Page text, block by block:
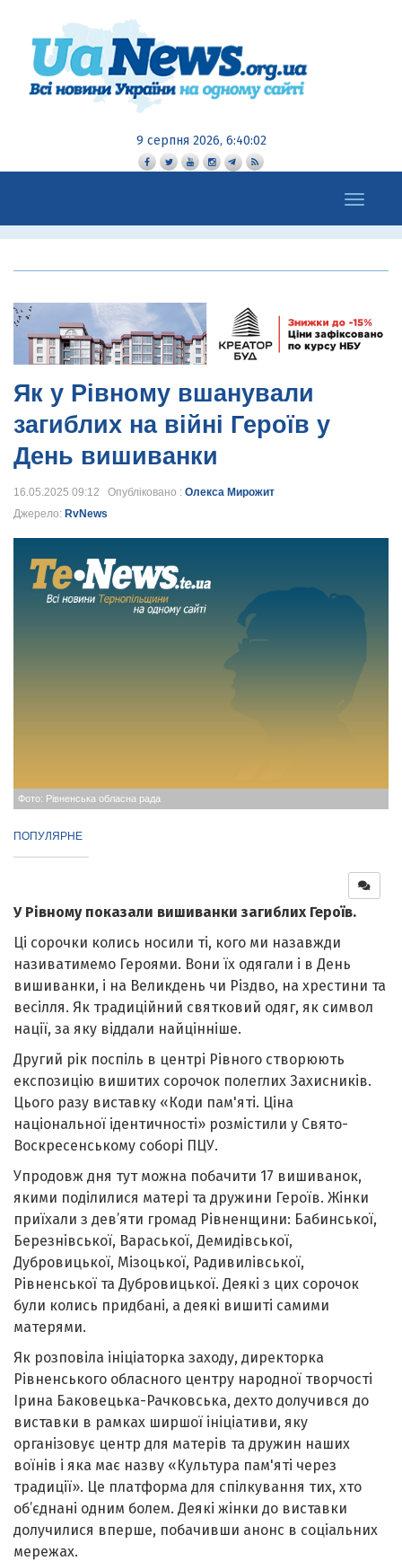
9 серпня 2026, 6:40:03
Toggle
navigation
Як у Рівному вшанували
загиблих на війні Героїв у
День вишиванки
16.05.2025 09:12 Опубліковано : Олекса Мирожит
Джерело: RvNews
Фото: Рівненська обласна рада
ПОПУЛЯРНЕ
У Рівному показали вишиванки загиблих Героїв.
Ці сорочки колись носили ті, кого ми назавжди
називатимемо Героями. Вони їх одягали і в День
вишиванки, і на Великдень чи Різдво, на хрестини та
весілля. Як традиційний святковий одяг, як символ
нації, за яку віддали найцінніше.
Другий рік поспіль в центрі Рівного створюють
експозицію вишитих сорочок полеглих Захисників.
Цього разу виставку «Коди пам'яті. Ціна
національної ідентичності» розмістили у Свято-
Воскресенському соборі ПЦУ.
Упродовж дня тут можна побачити 17 вишиванок,
якими поділилися матері та дружини Героїв. Жінки
приїхали з дев’яти громад Рівненщини: Бабинської,
Березнівської, Вараської, Демидівської,
Дубровицької, Мізоцької, Радивилівської,
Рівненської та Дубровицької. Деякі з цих сорочок
були колись придбані, а деякі вишиті самими
матерями.
Як розповіла ініціаторка заходу, директорка
Рівненського обласного центру народної творчості
Ірина Баковецька-Рачковська, дехто долучився до
виставки в рамках ширшої ініціативи, яку
організовує центр для матерів та дружин наших
воїнів і яка має назву «Культура пам'яті через
традиції». Це платформа для спілкування тих, хто
об’єднані одним болем. Деякі жінки до виставки
долучилися вперше, побачивши анонс в соціальних
мережах.